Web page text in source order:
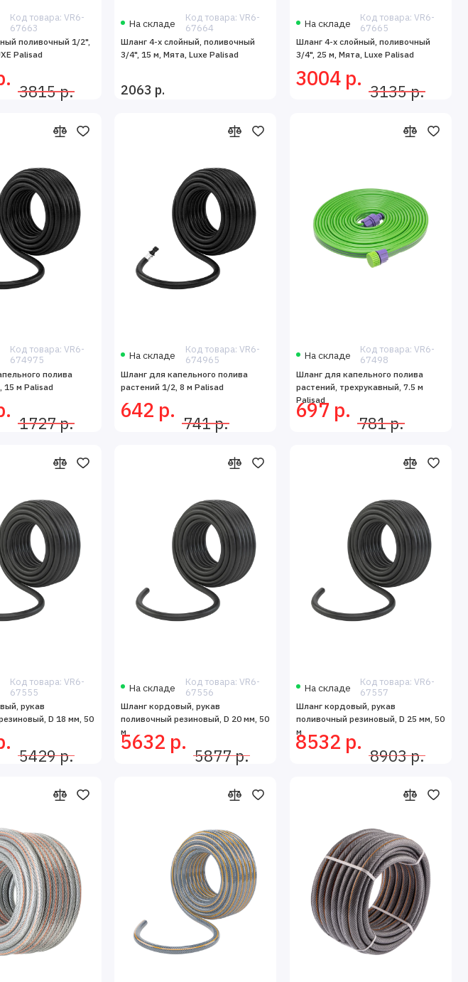
Код товара: VR6-
67663
поливочный 1/2",
Palisad
3815 р.
На складе
Код товара: VR6-
67664
Шланг 4-х слойный, поливочный
3/4", 15 м, Мята, Luxe Palisad
2063 р.
На складе
Код товара: VR6-
67665
Шланг 4-х слойный, поливочный
3/4", 25 м, Мята, Luxe Palisad
3004 р.
3135 р.
Код товара: VR6-
674975
полива
15 м Palisad
1727 р.
На складе
Код товара: VR6-
674965
Шланг для капельного полива
растений 1/2, 8 м Palisad
642 р.
741 р.
На складе
Код товара: VR6-
67498
Шланг для капельного полива
растений, трехрукавный, 7.5 м
Palisad
697 р.
781 р.
Код товара: VR6-
67555
рукав
D 18 мм, 50
5429 р.
На складе
Код товара: VR6-
67556
Шланг кордовый, рукав
поливочный резиновый, D 20 мм, 50
м
5632 р.
5877 р.
На складе
Код товара: VR6-
67557
Шланг кордовый, рукав
поливочный резиновый, D 25 мм, 50
м
8532 р.
8903 р.